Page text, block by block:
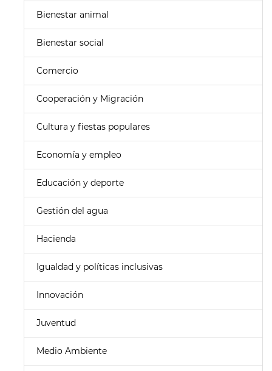
Bienestar animal
Bienestar social
Comercio
Cooperación y Migración
Cultura y fiestas populares
Economía y empleo
Educación y deporte
Gestión del agua
Hacienda
Igualdad y políticas inclusivas
Innovación
Juventud
Medio Ambiente